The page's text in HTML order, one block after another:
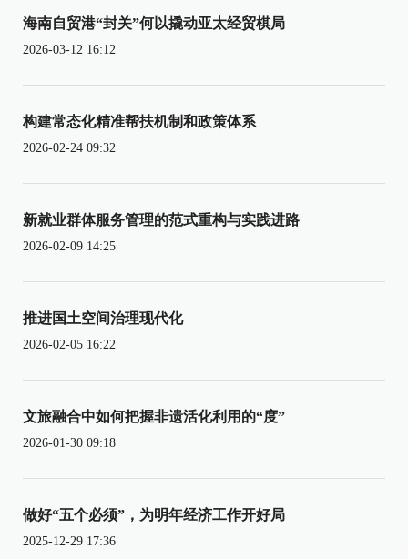
海南自贸港“封关”何以撬动亚太经贸棋局
2026-03-12 16:12
构建常态化精准帮扶机制和政策体系
2026-02-24 09:32
新就业群体服务管理的范式重构与实践进路
2026-02-09 14:25
推进国土空间治理现代化
2026-02-05 16:22
文旅融合中如何把握非遗活化利用的“度”
2026-01-30 09:18
做好“五个必须”，为明年经济工作开好局
2025-12-29 17:36